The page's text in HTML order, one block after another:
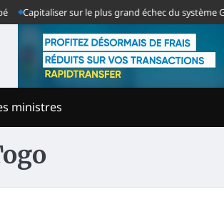
sur le plus grand échec du système
ministres